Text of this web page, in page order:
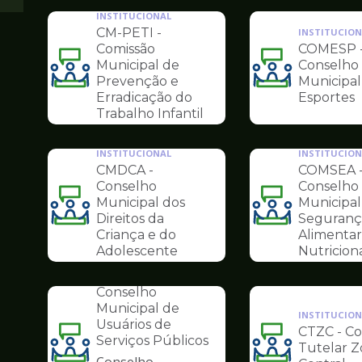
Ilustração
da
pagina
de
Conselhos
INSTITUCIONAL
CM-PETI -
Comissão
Municipal de
Prevenção e
Erradicação do
Trabalho Infantil
Ilustração
da
de
Conselhos
COMESP
Conselho
Esportes
Ilustração
da
pagina
de
Conselhos
INSTITUCIONAL
CMDCA -
Conselho
Municipal dos
Direitos da
Criança e do
Adolescente
Ilustração
da
pagina
de
Conselhos
COMSEA -
Conselho
Ilustração
INSTITUCIONAL
Conselho
Municipal de
Usuários de
Serviços Públicos
Ilustração
CTZC -
Tutelar